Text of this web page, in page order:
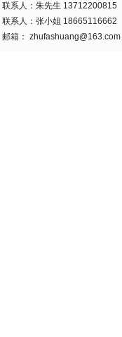
联系人：朱先生 13712200815
联系人：张小姐 18665116662
邮箱： zhufashuang@163.com